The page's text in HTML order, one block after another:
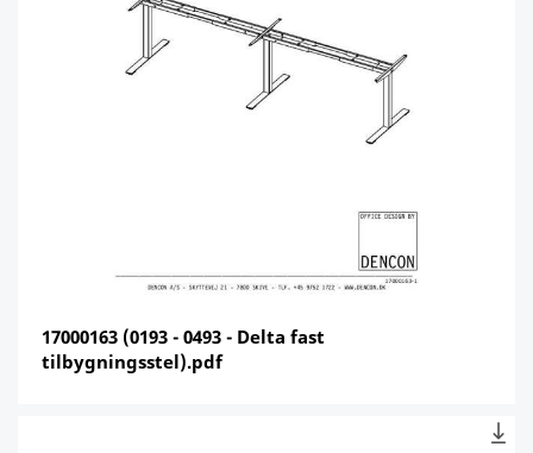
17000163 (0193 - 0493 - Delta fast
tilbygningsstel).pdf